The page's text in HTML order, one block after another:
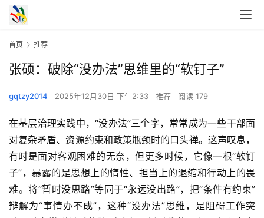
首页 推荐
张硕：破除“没办法”思维里的“软钉子”
gqtzy2014 2025年12月30日 下午2:33 推荐 阅读 179
在基层治理实践中，“没办法”三个字，常常成为一些干部面
对复杂矛盾、资源约束和政策瓶颈时的口头禅。这声叹息，
有时是面对客观困难的无奈，但更多时候，它像一根“软钉
子”，暴露的是思想上的惰性、担当上的退缩和行动上的畏
难。将“暂时没思路”等同于“永远没出路”，把“条件有约束”
辩解为“事情办不成”，这种“没办法”思维，是阻碍工作突